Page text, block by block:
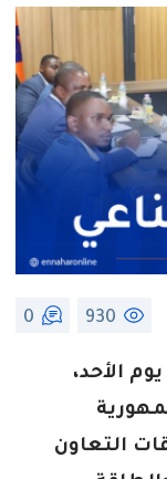
930
0
الأحد،
التعاون